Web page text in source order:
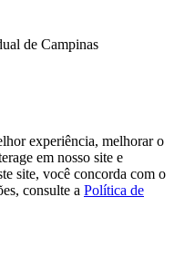
de Campinas
experiência, melhorar o
em nosso site e
site, você concorda com o
consulte a Política de